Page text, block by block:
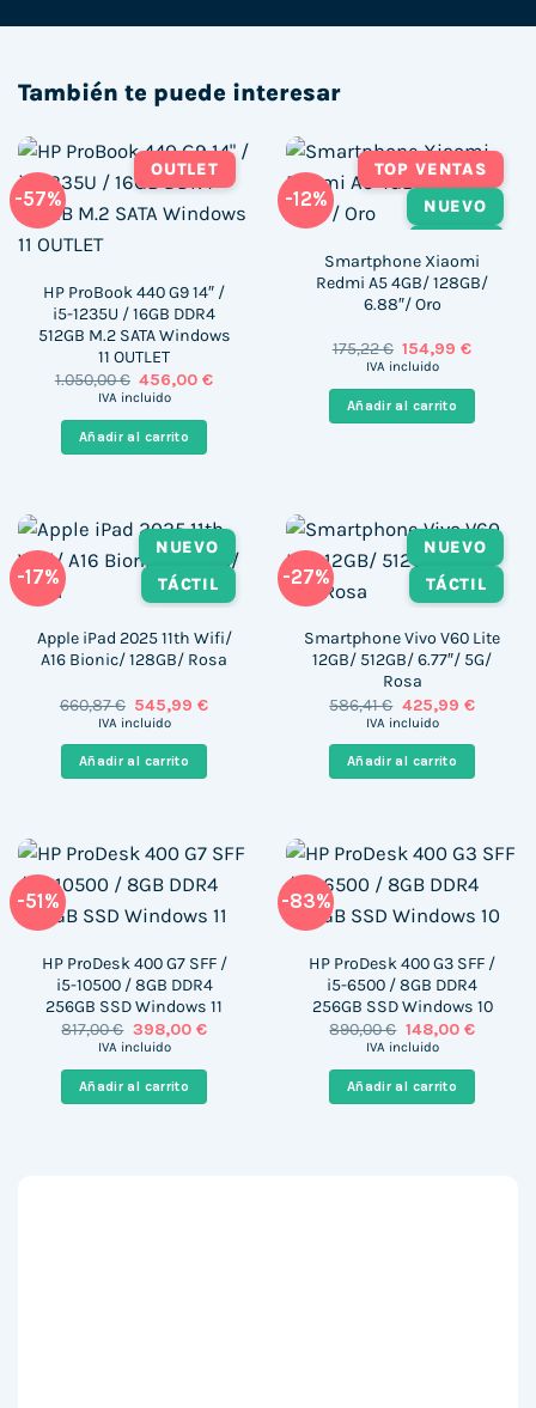
También te puede interesar
-57%
OUTLET
HP ProBook 440 G9 14″ /
i5-1235U / 16GB DDR4
512GB M.2 SATA Windows
11 OUTLET
1.050,00€ El
precio
era:
1.050,00 €.
456,00€El
IVA incluido
Añadir al carrito
-12%
TOP VENTAS
NUEVO
Smartphone Xiaomi
Redmi A5 4GB/ 128GB/
6.88″/ Oro
175,22€ El
precio
era:
175,22 €.
154,99€El
es:
IVA incluido
Añadir al carrito
-17%
NUEVO
TÁCTIL
Apple iPad 2025 11th Wifi/
A16 Bionic/ 128GB/ Rosa
660,87€ El
precio
era:
660,87 €.
545,99€El
IVA incluido
Añadir al carrito
-27%
NUEVO
TÁCTIL
Smartphone Vivo V60 Lite
12GB/ 512GB/ 6.77″/ 5G/
Rosa
586,41€ El
precio
era:
586,41 €.
425,99 €El
es:
425,99
IVA incluido
Añadir al carrito
-51%
HP ProDesk 400 G7 SFF /
i5-10500 / 8GB DDR4
256GB SSD Windows 11
817,00€ El
precio
era:
817,00 €.
398,00 €El
es:
398,00 €.
IVA incluido
Añadir al carrito
-83%
HP ProDesk 400 G3 SFF /
i5-6500 / 8GB DDR4
256GB SSD Windows 10
890,00€ El
precio
era:
890,00 €.
148,00 €El
es:
148,00
IVA incluido
Añadir al carrito